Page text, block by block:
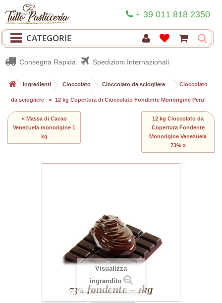
+ 39 011 818 2350
CATEGORIE
Consegna Rapida Spedizioni Internazionali
> Ingredienti >Cioccolato >Cioccolato da sciogliere > Cioccolato
da sciogliere > 12 kg Copertura di Cioccolato Fondente Monorigine Peru'
« Massa di Cacao
Venezuela monorigine 1
kg
12 kg Cioccolato da
Copertura Fondente
Monorigine Venezuela
73% »
Visualizza
ingrandito